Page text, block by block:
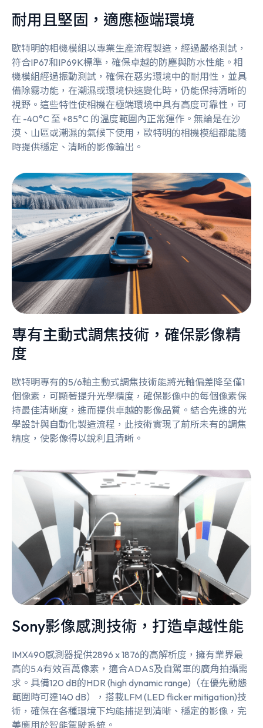
耐用且堅固，適應極端環境
歐特明的相機模組以專業生產流程製造，經過嚴格測試，
符合IP67和IP69K標準，確保卓越的防塵與防水性能。相
機模組經過振動測試，確保在惡劣環境中的耐用性，並具
備除霧功能，在潮濕或環境快速變化時，仍能保持清晰的
視野。這些特性使相機在極端環境中具有高度可靠性，可
在 -40°C 至 +85°C 的溫度範圍內正常運作。無論是在沙
漠、山區或潮濕的氣候下使用，歐特明的相機模組都能隨
時提供穩定、清晰的影像輸出。
專有主動式調焦技術，確保影像精
度
歐特明專有的5/6軸主動式調焦技術能將光軸偏差降至僅1
個像素，可顯著提升光學精度，確保影像中的每個像素保
持最佳清晰度，進而提供卓越的影像品質。結合先進的光
學設計與自動化製造流程，此技術實現了前所未有的調焦
精度，使影像得以銳利且清晰。
Sony影像感測技術，打造卓越性能
IMX490感測器提供2896 x 1876的高解析度，擁有業界最
高的5.4有效百萬像素，適合ADAS及自駕車的廣角拍攝需
求。具備120 dB的HDR (high dynamic range)（在優先動態
範圍時可達140 dB），搭載LFM (LED flicker mitigation)技
術，確保在各種環境下均能捕捉到清晰、穩定的影像，完
美應用於智能駕駛系統。